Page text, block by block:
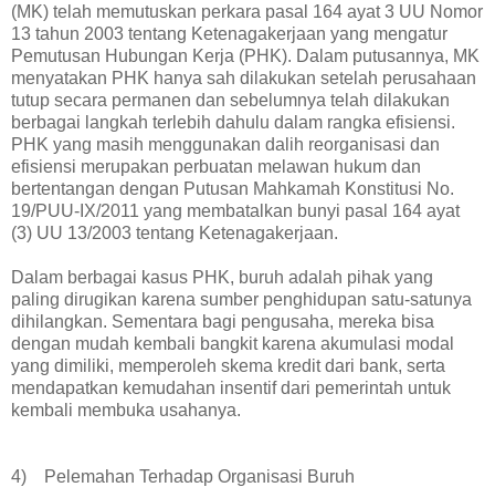
(MK) telah memutuskan perkara pasal 164 ayat 3 UU Nomor
13 tahun 2003 tentang Ketenagakerjaan yang mengatur
Pemutusan Hubungan Kerja (PHK). Dalam putusannya, MK
menyatakan PHK hanya sah dilakukan setelah perusahaan
tutup secara permanen dan sebelumnya telah dilakukan
berbagai langkah terlebih dahulu dalam rangka efisiensi.
PHK yang masih menggunakan dalih reorganisasi dan
efisiensi merupakan perbuatan melawan hukum dan
bertentangan dengan Putusan Mahkamah Konstitusi No.
19/PUU-IX/2011 yang membatalkan bunyi pasal 164 ayat
(3) UU 13/2003 tentang Ketenagakerjaan.
Dalam berbagai kasus PHK, buruh adalah pihak yang
paling dirugikan karena sumber penghidupan satu-satunya
dihilangkan. Sementara bagi pengusaha, mereka bisa
dengan mudah kembali bangkit karena akumulasi modal
yang dimiliki, memperoleh skema kredit dari bank, serta
mendapatkan kemudahan insentif dari pemerintah untuk
kembali membuka usahanya.
4) Pelemahan Terhadap Organisasi Buruh